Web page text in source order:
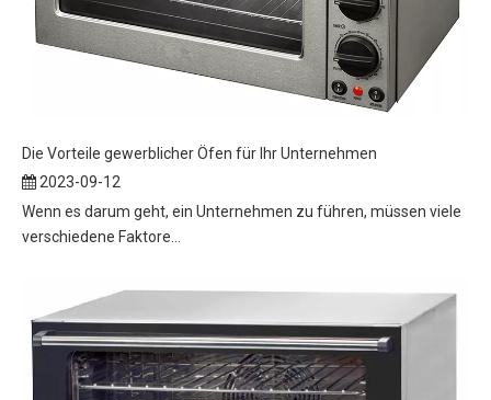
Die Vorteile gewerblicher Öfen für Ihr Unternehmen
2023-09-12
Wenn es darum geht, ein Unternehmen zu führen, müssen viele
verschiedene Faktore...